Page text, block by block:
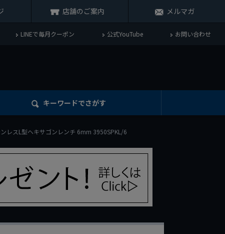
店舗のご案内 メルマガ
LINEで毎月クーポン 公式YouTube お問い合わせ
キーワードでさがす
レスL型ヘキサゴンレンチ 6mm 3950SPKL/6